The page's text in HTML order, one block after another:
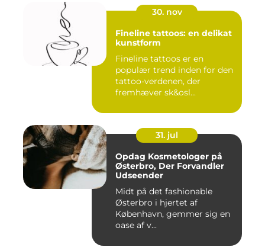
30. nov
Fineline tattoos: en delikat
kunstform
Fineline tattoos er en
populær trend inden for den
tattoo-verdenen, der
fremhæver sk&osl...
31. jul
Opdag Kosmetologer på
Østerbro, Der Forvandler
Udseender
Midt på det fashionable
Østerbro i hjertet af
København, gemmer sig en
oase af v...